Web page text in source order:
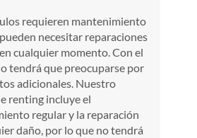
requieren mantenimiento
necesitar reparaciones
cualquier momento. Con el
tendrá que preocuparse por
adicionales. Nuestro
renting incluye el
regular y la reparación
daño, por lo que no tendrá